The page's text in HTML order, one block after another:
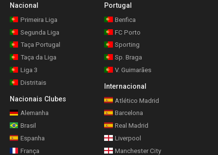
Nacional
Primeira Liga
Segunda Liga
Taça Portugal
Taça da Liga
Liga 3
Distritais
Nacionais Clubes
Alemanha
Brasil
Espanha
França
Portugal
Benfica
FC Porto
Sporting
Sp. Braga
V. Guimarães
Internacional
Atlético Madrid
Barcelona
Real Madrid
Liverpool
Manchester City